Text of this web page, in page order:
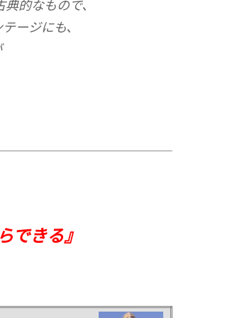
典的なもので、
ージにも、
できる』